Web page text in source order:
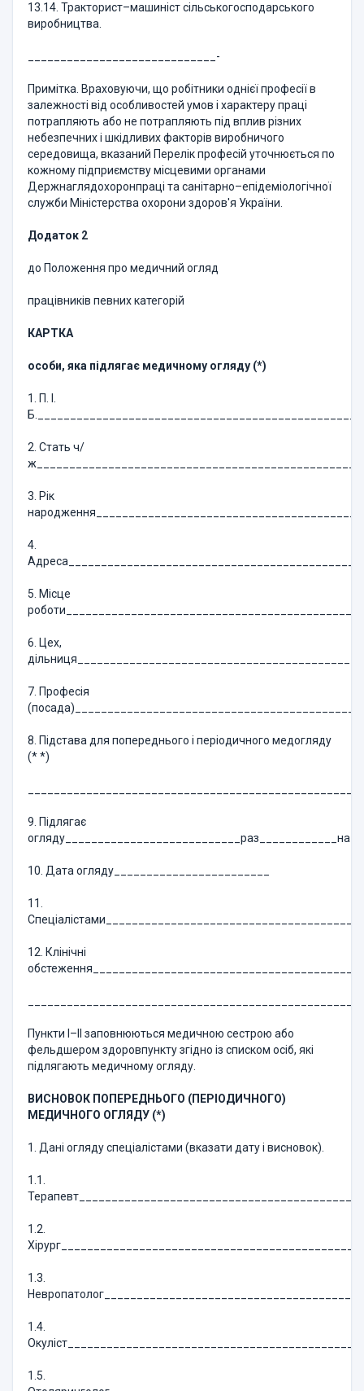
13.14. Тракторист–машиніст сільськогосподарського
виробництва.
_____________________________-
Примітка. Враховуючи, що робітники однієї професії в
залежності від особливостей умов і характеру праці
потрапляють або не потрапляють під вплив різних
небезпечних і шкідливих факторів виробничого
середовища, вказаний Перелік професій уточнюється по
кожному підприємству місцевими органами
Держнаглядохоронпраці та санітарно–епідеміологічної
служби Міністерства охорони здоров'я України.
Додаток 2
до Положення про медичний огляд
працівників певних категорій
КАРТКА
особи, яка підлягає медичному огляду (*)
1. П. І.
2. Стать ч/
3. Рік
4.
5. Місце
6. Цех,
7. Професія
8. Підстава для попереднього і періодичного медогляду
(* *)
9. Підлягає
10. Дата огляду________________________
11.
12. Клінічні
Пункти І–ІІ заповнюються медичною сестрою або
фельдшером здоровпункту згідно із списком осіб, які
підлягають медичному огляду.
ВИСНОВОК ПОПЕРЕДНЬОГО (ПЕРІОДИЧНОГО)
МЕДИЧНОГО ОГЛЯДУ (*)
1. Дані огляду спеціалістами (вказати дату і висновок).
1.1.
1.2.
1.3.
1.4.
1.5.